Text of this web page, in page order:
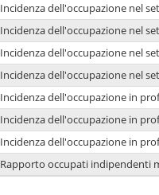
Incidenza dell'occupazione nel
Incidenza dell'occupazione nel
Incidenza dell'occupazione nel
Incidenza dell'occupazione nel
Incidenza dell'occupazione in
Incidenza dell'occupazione in
Incidenza dell'occupazione in
Rapporto occupati indipendenti